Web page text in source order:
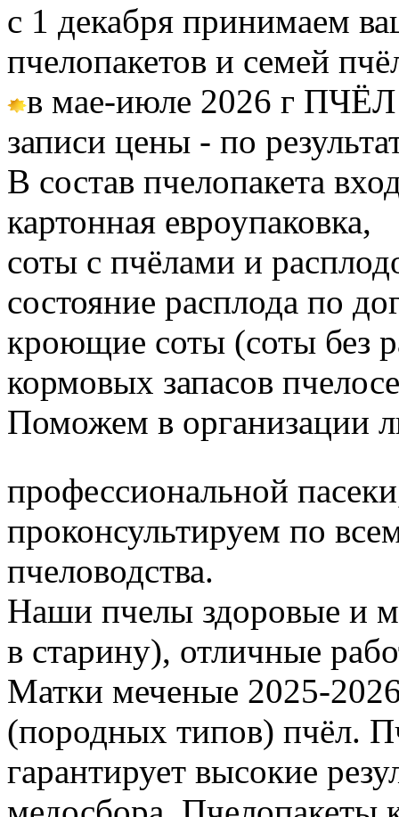
с 1 декабря принимаем
пчелопакетов и семей
в мае-июле 2026 г
записи цены - по
В состав пчелопакета
картонная евроупаковка,
соты с пчёлами и
состояние расплода по
кроющие соты (соты без
кормовых запасов
Поможем в организации
профессиональной
проконсультируем по
пчеловодства.
Наши пчелы здоровые и
в старину), отличные
Матки меченые 2025-
(породных типов) пчёл.
гарантирует высокие